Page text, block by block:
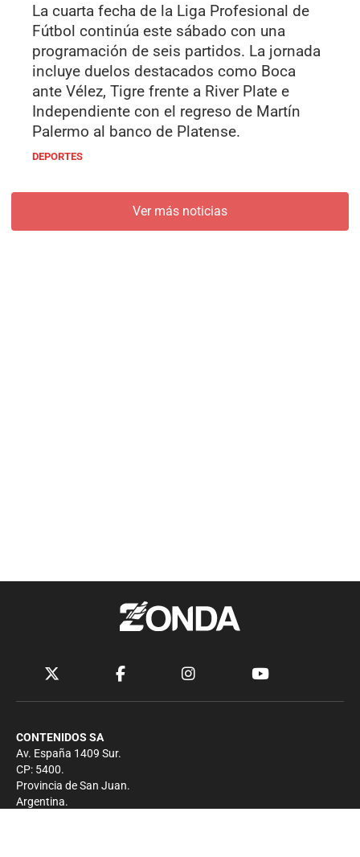
La cuarta fecha de la Liga Profesional de
Fútbol continúa este sábado con una
programación de seis partidos. La jornada
incluye duelos destacados como Boca
ante Vélez, Tigre frente a River Plate e
Independiente con el regreso de Martín
Palermo al banco de Platense.
DEPORTES
Ver más noticias
CONTENIDOS SA
Av. España 1409 Sur.
CP: 5400.
Provincia de San Juan.
Argentina.